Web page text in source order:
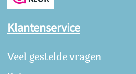
Klantenservice
Veel gestelde vragen